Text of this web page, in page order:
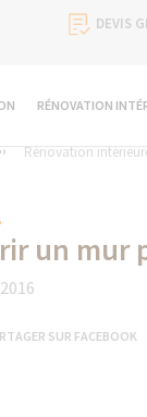
DEVIS
RÉNOVATION
Rénovation
un mur
SUR FACEBOOK